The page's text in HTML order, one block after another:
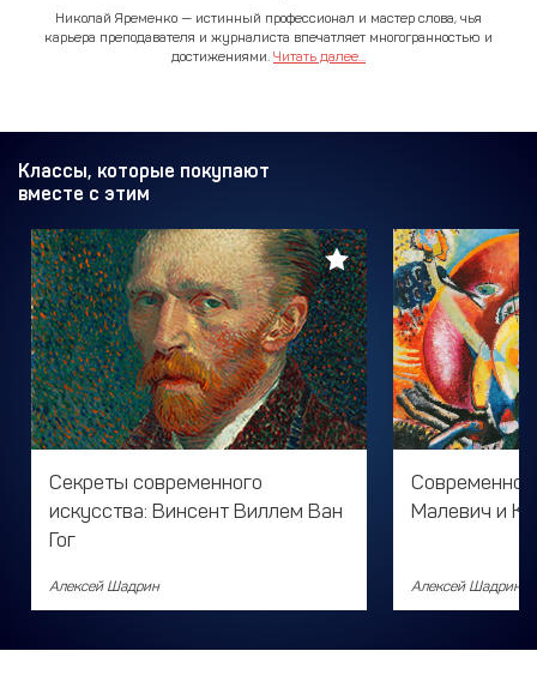
Николай Яременко — истинный профессионал и мастер слова, чья
карьера преподавателя и журналиста впечатляет многогранностью и
достижениями. Читать далее...
Классы, которые покупают
вместе с этим
Секреты современного
искусства: Винсент Виллем Ван
Гог
Алексей Шадрин
Современное
Малевич и
Алексей Шадрин